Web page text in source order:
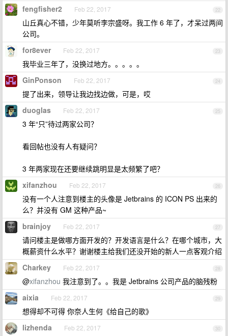
22
fengfisher2 Feb 22, 2017
山丘真心不错，少年莫听李宗盛呀。我工作 6 年了，才呆过两间
公司。
23
for8ever Feb 22, 2017
我毕业三年了，没换过地方。。。。。
24
GinPonson Feb 22, 2017
提了出来，领导让我边找边做，可是，哎
25
duoglas Feb 22, 2017
3 年“只”待过两家公司？
看回帖也没有人有疑问？
3 年两家现在还要继续跳明显是太频繁了吧？
26
xifanzhou Feb 22, 2017
没有一个人注意到楼主的头像是 Jetbrains 的 ICON PS 出来的
么？并没有 GM 这种产品~
27
brainjoy Feb 22, 2017
请问楼主是做哪方面开发的？开发语言是什么？在哪个城市，大
概薪资什么水平？谢谢楼主给我们还没开始的新人一点客观介绍
28
Charkey Feb 22, 2017
@xifanzhou 我注意到了。。我是 Jetbrains 公司产品的脑残粉
29
aixia Feb 22, 2017
想得却不可得 你奈人生何《给自己的歌》
30
lizhenda Feb 22, 2017